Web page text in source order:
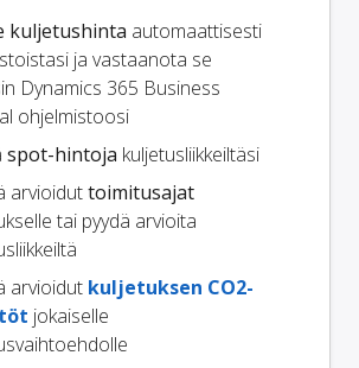
kuljetushinta automaattisesti
ja vastaanota se
Dynamics 365 Business
ohjelmistoosi
spot-hintoja kuljetusliikkeiltäsi
arvioiduttoimitusajat
tai pyydä arvioita
arvioidut kuljetuksen CO2-
jokaiselle